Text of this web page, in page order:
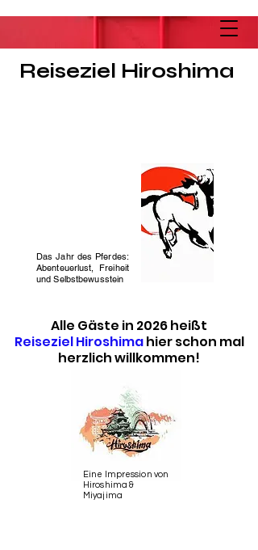
Reiseziel Hiroshima
Alle Gäste in 2026 heißt
Reiseziel Hiroshimahier schon mal
herzlich willkommen!
Eine Impression von
Hiroshima &
Miyajima
Das Jahr des Pferdes:
Abenteuerlust, Freiheit
und Selbstbewusstein